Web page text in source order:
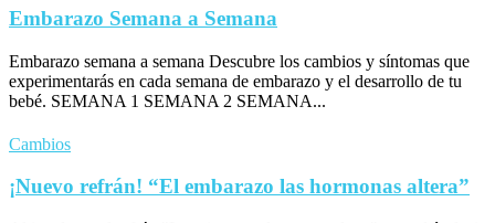
Embarazo Semana a Semana
Embarazo semana a semana Descubre los cambios y síntomas que
experimentarás en cada semana de embarazo y el desarrollo de tu
bebé. SEMANA 1 SEMANA 2 SEMANA...
Cambios
¡Nuevo refrán! “El embarazo las hormonas altera”